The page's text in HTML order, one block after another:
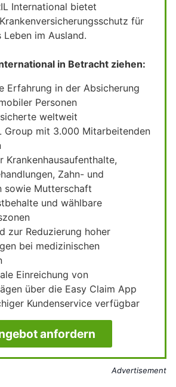
International bietet
für
im Ausland.
in Betracht ziehen:
Erfahrung in der Absicherung
Personen
weltweit
Group mit 3.000 Mitarbeitenden
Krankenhausaufenthalte,
Zahn- und
sowie Mutterschaft
und wählbare
zur Reduzierung hoher
bei medizinischen
Einreichung von
über die Easy Claim App
Kundenservice verfügbar
anfordern
Advertisement